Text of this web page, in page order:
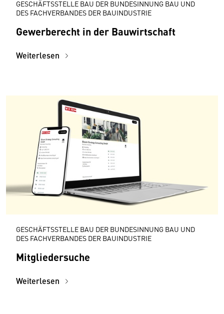
GESCHÄFTSSTELLE BAU DER BUNDESINNUNG BAU UND
DES FACHVERBANDES DER BAUINDUSTRIE
Gewerberecht in der Bauwirtschaft
Weiterlesen
GESCHÄFTSSTELLE BAU DER BUNDESINNUNG BAU UND
DES FACHVERBANDES DER BAUINDUSTRIE
Mitgliedersuche
Weiterlesen